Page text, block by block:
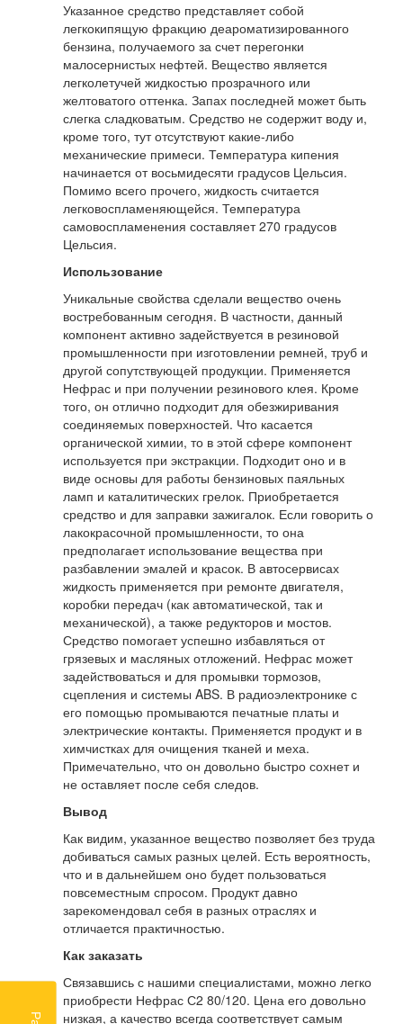
Указанное средство представляет собой
легкокипящую фракцию деароматизированного
бензина, получаемого за счет перегонки
малосернистых нефтей. Вещество является
легколетучей жидкостью прозрачного или
желтоватого оттенка. Запах последней может быть
слегка сладковатым. Средство не содержит воду и,
кроме того, тут отсутствуют какие-либо
механические примеси. Температура кипения
начинается от восьмидесяти градусов Цельсия.
Помимо всего прочего, жидкость считается
легковоспламеняющейся. Температура
самовоспламенения составляет 270 градусов
Цельсия.
Использование
Уникальные свойства сделали вещество очень
востребованным сегодня. В частности, данный
компонент активно задействуется в резиновой
промышленности при изготовлении ремней, труб и
другой сопутствующей продукции. Применяется
Нефрас и при получении резинового клея. Кроме
того, он отлично подходит для обезжиривания
соединяемых поверхностей. Что касается
органической химии, то в этой сфере компонент
используется при экстракции. Подходит оно и в
виде основы для работы бензиновых паяльных
ламп и каталитических грелок. Приобретается
средство и для заправки зажигалок. Если говорить о
лакокрасочной промышленности, то она
предполагает использование вещества при
разбавлении эмалей и красок. В автосервисах
жидкость применяется при ремонте двигателя,
коробки передач (как автоматической, так и
механической), а также редукторов и мостов.
Средство помогает успешно избавляться от
грязевых и масляных отложений. Нефрас может
задействоваться и для промывки тормозов,
сцепления и системы ABS. В радиоэлектронике с
его помощью промываются печатные платы и
электрические контакты. Применяется продукт и в
химчистках для очищения тканей и меха.
Примечательно, что он довольно быстро сохнет и
не оставляет после себя следов.
Вывод
Как видим, указанное вещество позволяет без труда
добиваться самых разных целей. Есть вероятность,
что и в дальнейшем оно будет пользоваться
повсеместным спросом. Продукт давно
зарекомендовал себя в разных отраслях и
отличается практичностью.
Как заказать
Связавшись с нашими специалистами, можно легко
приобрести Нефрас С2 80/120. Цена его довольно
низкая, а качество всегда соответствует самым